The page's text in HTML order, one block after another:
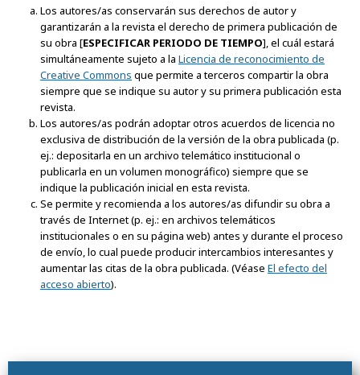
Los autores/as conservarán sus derechos de autor y
garantizarán a la revista el derecho de primera publicación de
su obra [ESPECIFICAR PERIODO DE TIEMPO], el cuál estará
simultáneamente sujeto a la Licencia de reconocimiento de
Creative Commons que permite a terceros compartir la obra
siempre que se indique su autor y su primera publicación esta
revista.
Los autores/as podrán adoptar otros acuerdos de licencia no
exclusiva de distribución de la versión de la obra publicada (p.
ej.: depositarla en un archivo telemático institucional o
publicarla en un volumen monográfico) siempre que se
indique la publicación inicial en esta revista.
Se permite y recomienda a los autores/as difundir su obra a
través de Internet (p. ej.: en archivos telemáticos
institucionales o en su página web) antes y durante el proceso
de envío, lo cual puede producir intercambios interesantes y
aumentar las citas de la obra publicada. (Véase El efecto del
acceso abierto).